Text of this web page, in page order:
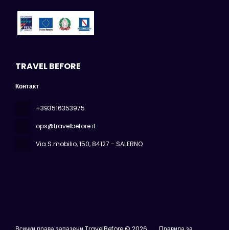
TRAVEL BEFORE
Контакт
+393516353975
ops@travelbefore.it
Via S.mobilio, 150, 84127 - SALERNO